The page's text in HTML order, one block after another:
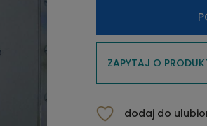
ZAPYTAJ O
dodaj do